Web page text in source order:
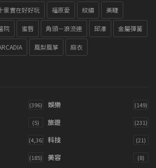
景實在好好玩 福原愛 紋繡 美睫
院 蜜唇 角頭－浪流連 邱澤 金屬彈簧
風梨風箏 麻衣
(396) 娛樂 (149)
(5) 旅遊 (231)
(4,363) 科技 (21)
(185) 美容 (8)